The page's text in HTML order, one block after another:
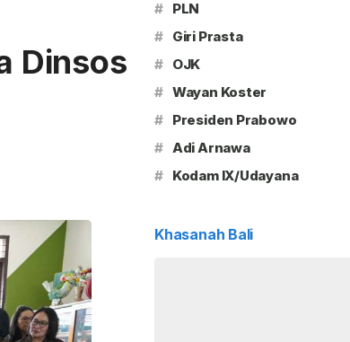
Dinsos
# PLN
# Giri Prasta
# OJK
# Wayan Koster
# Presiden Prabowo
# Adi Arnawa
# Kodam IX/Udayana
Khasanah Bali